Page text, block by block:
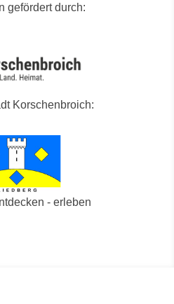
gefördert durch:
Korschenbroich:
- erleben